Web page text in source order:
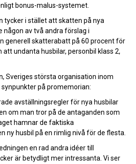
bonus-malus-systemet.
tycker i stället att skatten på nya
någon av två andra förslag i
generell skatterabatt på 60 procent för
att undanta husbilar, personbil klass 2,
Sveriges största organisation inom
på promemorian:
avställningsregler för nya husbilar
om man tror på de antaganden som
hamnar de faktiska
ny husbil på en rimlig nivå för de flesta.
en rad andra idéer till
är betydligt mer intressanta. Vi ser